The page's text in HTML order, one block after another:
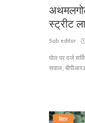
स्ट्रीट
Sub editor
पोल पर दर्ज
सवाल,
बिहार